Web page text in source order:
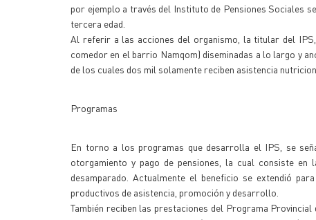
por ejemplo a través del Instituto de Pensiones Sociales
tercera edad.
Al referir a las acciones del organismo, la titular del
comedor en el barrio Namqom) diseminadas a lo largo y
de los cuales dos mil solamente reciben asistencia
Programas
En torno a los programas que desarrolla el IPS, se
otorgamiento y pago de pensiones, la cual consiste en
desamparado. Actualmente el beneficio se extendió
productivos de asistencia, promoción y desarrollo.
También reciben las prestaciones del Programa